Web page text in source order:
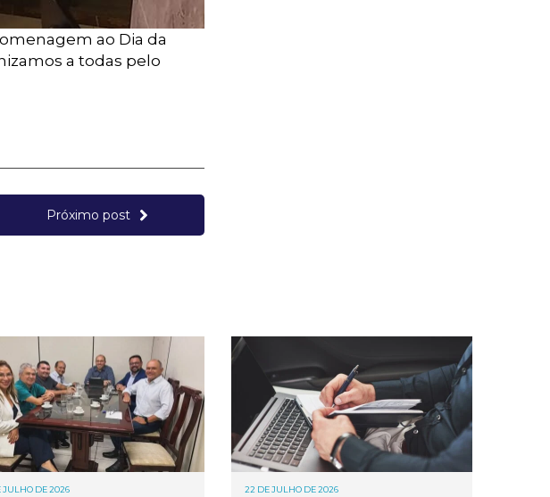
ao Dia da
a todas pelo
Próximo post
JULHO DE 2026 22 DE JULHO DE 2026